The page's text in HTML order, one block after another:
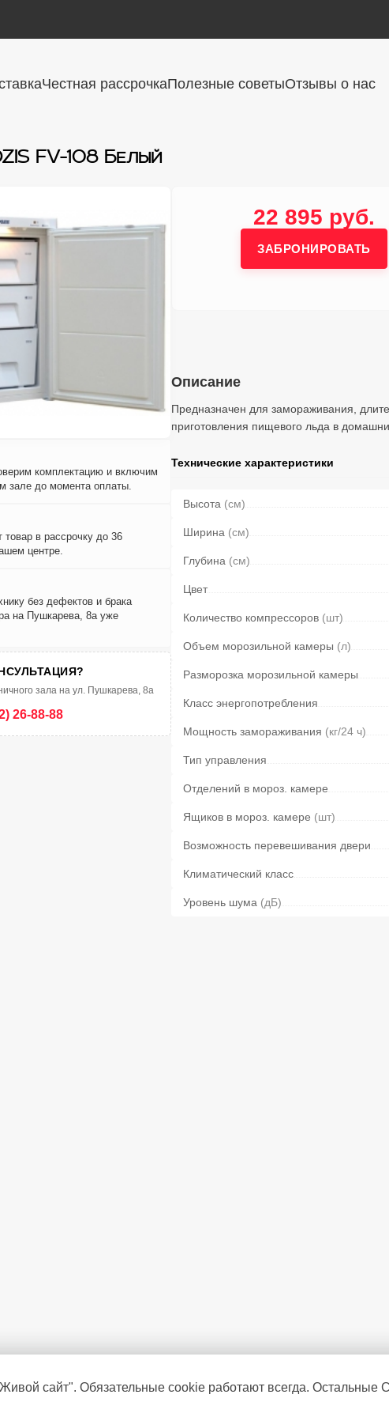
Честная рассрочкаПолезные советыОтзывы о нас
FV-108 Белый
комплектацию и включим
зале до момента оплаты.
в рассрочку до 36
центре.
без дефектов и брака
на Пушкарева, 8а уже
зала на ул. Пушкарева, 8а
26-88-88
22 895 руб.
ЗАБРОНИРОВАТЬ
Описание
Предназначен для замораживания,
приготовления пищевого льда в
Технические характеристики
Высота (см)
Ширина (см)
Глубина (см)
Цвет
Количество компрессоров (шт)
Объем морозильной камеры (л)
Разморозка морозильной камеры
Класс энергопотребления
Мощность замораживания (кг/24 ч)
Тип управления
Отделений в мороз. камере
Ящиков в мороз. камере (шт)
Возможность перевешивания двери
Климатический класс
Уровень шума (дБ)
сайт". Обязательные cookie работают всегда. Остальные